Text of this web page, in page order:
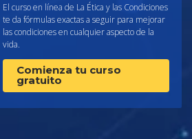
El curso en línea de La Ética y las Condiciones
te da fórmulas exactas a seguir para mejorar
las condiciones en cualquier aspecto de la
vida.
Comienza tu curso
gratuito